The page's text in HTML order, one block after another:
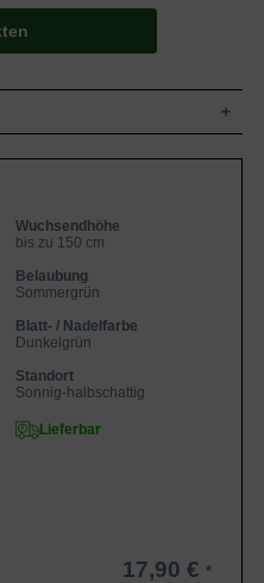
aufrecht, breitbuschig,
bis zu 150 cm
eiförmig bis elliptisch, am
gesägter Rand,
dunkelgrün, ca. 12 cm lang
später nur kurz
Rispen,
Wuchsendhöhe
bis zu 150 cm
Belaubung
Sommergrün
Blatt- / Nadelfarbe
Dunkelgrün
Standort
Sonnig-halbschattig
Lieferbar
17,90 €